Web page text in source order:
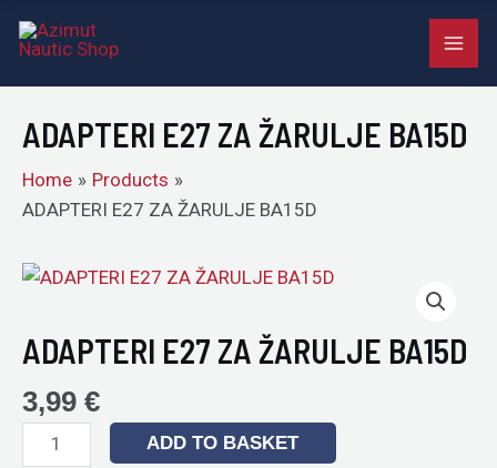
ADAPTERI E27 ZA ŽARULJE BA15D
Home
Products
ADAPTERI E27 ZA ŽARULJE BA15D
ADAPTERI E27 ZA ŽARULJE BA15D
3,99 €
ADAPTERI
ZA
ŽARULJE
BA15D
quantity
ADD TO BASKET
ŽARULJE